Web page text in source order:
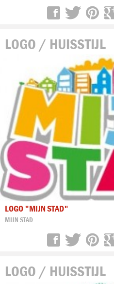
LOGO / HUISSTIJL
LOGO "MIJN STAD"
MIJN STAD
LOGO / HUISSTIJL